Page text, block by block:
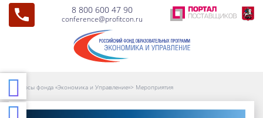
8 800 600 47 90
conference@profitcon.ru
Курсы фонда «Экономика и Управление»> Мероприятия